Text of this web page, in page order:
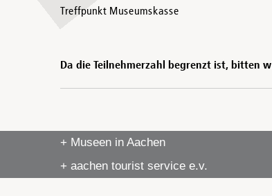
Treffpunkt Museumskasse
Da die Teilnehmerzahl begrenzt ist, bitten
+ Museen in Aachen
+ aachen tourist service e.v.